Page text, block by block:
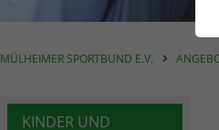
MÜLHEIMER SPORTBUND E.V.
KINDER UND